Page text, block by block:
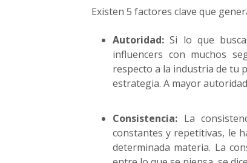
Existen 5 factores clave que
Autoridad: Si lo que
influencers con muchos
respecto a la industria de tu
estrategia. A mayor
Consistencia: La
constantes y repetitivas, le
determinada materia. La